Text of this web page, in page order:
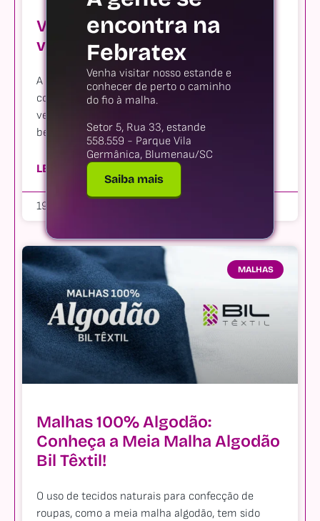
Viscolycra Premium: Malha
versátil e confortável
A Viscolycra é uma malha muito utilizada na
confecção de roupas femininas devido a sua
versatilidade e conforto e oferece uma gama de
benefícios para
LEIA MAIS
19/06/2023
MALHAS
Malhas 100% Algodão:
Conheça a Meia Malha Algodão
Bil Têxtil!
O uso de tecidos naturais para confecção de
roupas, como a meia malha algodão, tem sido
encontra na
Febratex
Venha visitar nosso estande e
conhecer de perto o caminho
do fio à malha.
Setor 5, Rua 33, estande
558.559 - Parque Vila
Germânica, Blumenau/SC
Saiba mais